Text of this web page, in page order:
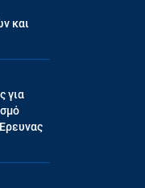
και
για